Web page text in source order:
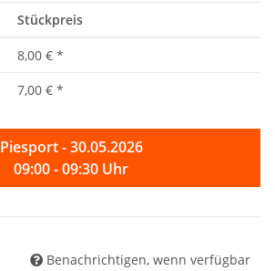
Stückpreis
8,00 € *
7,00 € *
Piesport - 30.05.2026
09:00 - 09:30 Uhr
Benachrichtigen, wenn verfügbar